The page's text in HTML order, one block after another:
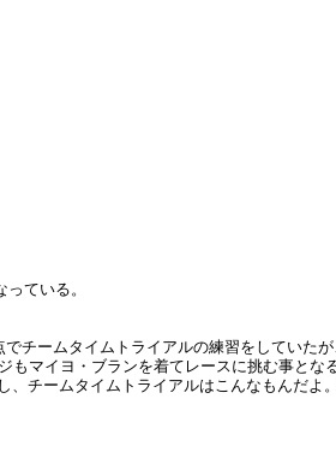
ている。
チームタイムトライアルの練習をしていた
もマイヨ・ブランを着てレースに挑む事とな
チームタイムトライアルはこんなもんだよ